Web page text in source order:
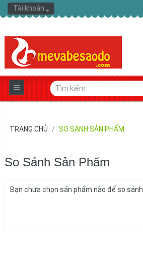
Tài khoản
TRANG CHỦ SO SÁNH SẢN PHẨM
So Sánh Sản Phẩm
Bạn chưa chọn sản phẩm nào để so sánh.